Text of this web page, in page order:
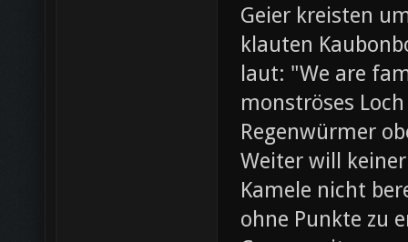
Geier kreisten
klauten
laut: "We are
monströses
Regenwürmer
Weiter will
Kamele nicht
ohne Punkte zu